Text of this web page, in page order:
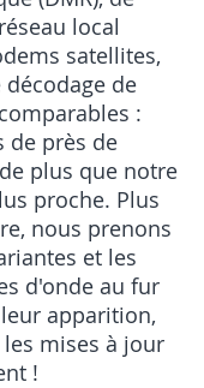
local
satellites,
de
:
de près de
plus que notre
proche. Plus
nous prenons
et les
d'onde au fur
apparition,
les mises à jour
!